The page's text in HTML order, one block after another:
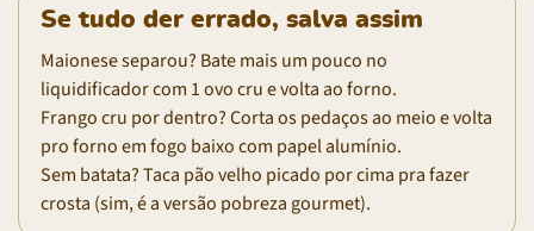
Se tudo der errado, salva assim
Maionese separou? Bate mais um pouco no
liquidificador com 1 ovo cru e volta ao forno.
Frango cru por dentro? Corta os pedaços ao meio e volta
pro forno em fogo baixo com papel alumínio.
Sem batata? Taca pão velho picado por cima pra fazer
crosta (sim, é a versão pobreza gourmet).